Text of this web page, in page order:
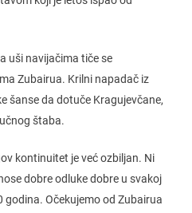
uši navijačima tiče se
Zubairua. Krilni napadač iz
šanse da dotuče Kragujevčane,
štaba.
kontinuitet je već ozbiljan. Ni
dobre odluke dobre u svakoj
godina. Očekujemo od Zubairua